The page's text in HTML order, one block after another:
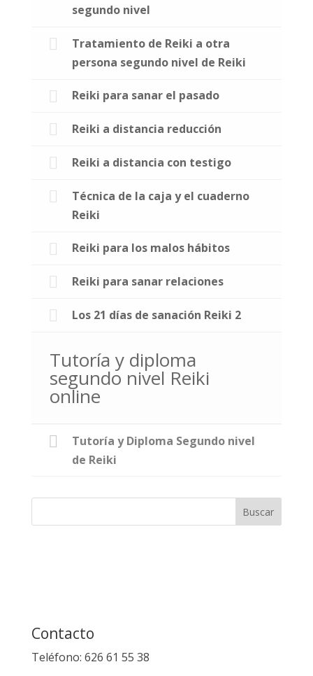
segundo nivel
Tratamiento de Reiki a otra
persona segundo nivel de Reiki
Reiki para sanar el pasado
Reiki a distancia reducción
Reiki a distancia con testigo
Técnica de la caja y el cuaderno
Reiki
Reiki para los malos hábitos
Reiki para sanar relaciones
Los 21 días de sanación Reiki 2
Tutoría y diploma
segundo nivel Reiki
online
Tutoría y Diploma Segundo nivel
de Reiki
Contacto
Teléfono: 626 61 55 38